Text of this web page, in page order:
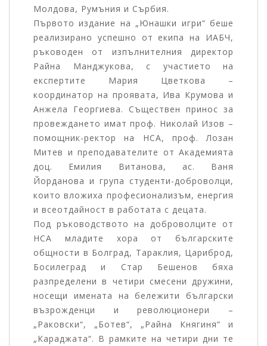
Молдова, Румъния и Сърбия.
Първото издание на „Юнашки игри“ беше
реализирано успешно от екипа на ИАБЧ,
ръководен от изпълнителния директор
Райна Манджукова, с участието на
експертите Мария Цветкова –
координатор на проявата, Ива Крумова и
Анжела Георгиева. Съществен принос за
провеждането имат проф. Николай Изов –
помощник-ректор на НСА, проф. Лозан
Митев и преподавателите от Академията
доц. Емилия Витанова, ас. Ваня
Йорданова и група студенти-доброволци,
които вложиха професионализъм, енергия
и всеотдайност в работата с децата.
Под ръководството на доброволците от
НСА младите хора от българските
общности в Болград, Тараклия, Цариброд,
Босилеград и Стар Бешенов бяха
разпределени в четири смесени дружини,
носещи имената на бележити български
възрожденци и революционери –
„Раковски“, „Ботев“, „Райна Княгиня“ и
„Караджата“. В рамките на четири дни те